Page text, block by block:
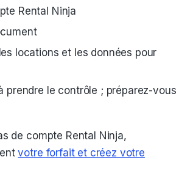
Rental Ninja
locations et les données pour
prendre le contrôle ; préparez-vous
de compte Rental Ninja,
votre forfait et créez votre